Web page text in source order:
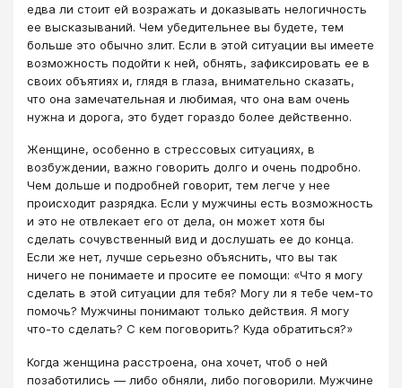
едва ли стоит ей возражать и доказывать нелогичность
ее высказываний. Чем убедительнее вы будете, тем
больше это обычно злит. Если в этой ситуации вы имеете
возможность подойти к ней, обнять, зафиксировать ее в
своих объятиях и, глядя в глаза, внимательно сказать,
что она замечательная и любимая, что она вам очень
нужна и дорога, это будет гораздо более действенно.
Женщине, особенно в стрессовых ситуациях, в
возбуждении, важно говорить долго и очень подробно.
Чем дольше и подробней говорит, тем легче у нее
происходит разрядка. Если у мужчины есть возможность
и это не отвлекает его от дела, он может хотя бы
сделать сочувственный вид и дослушать ее до конца.
Если же нет, лучше серьезно объяснить, что вы так
ничего не понимаете и просите ее помощи: «Что я могу
сделать в этой ситуации для тебя? Могу ли я тебе чем-то
помочь? Мужчины понимают только действия. Я могу
что-то сделать? С кем поговорить? Куда обратиться?»
Когда женщина расстроена, она хочет, чтоб о ней
позаботились — либо обняли, либо поговорили. Мужчине